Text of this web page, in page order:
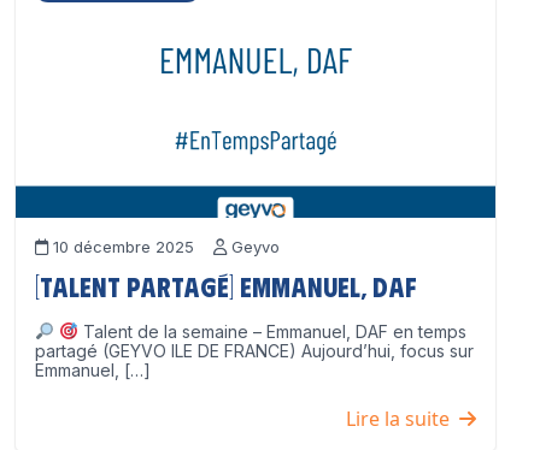
10 décembre 2025 Geyvo
[Talent partagé] Emmanuel, DAF
Talent de la semaine – Emmanuel, DAF en temps
partagé (GEYVO ILE DE FRANCE) Aujourd’hui, focus sur
Emmanuel, […]
Lire la suite